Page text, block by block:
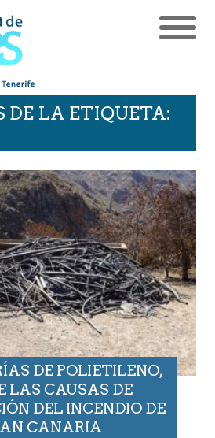
DE LA ETIQUETA:
DE POLIETILENO,
LAS CAUSAS DE
DEL INCENDIO DE
CANARIA